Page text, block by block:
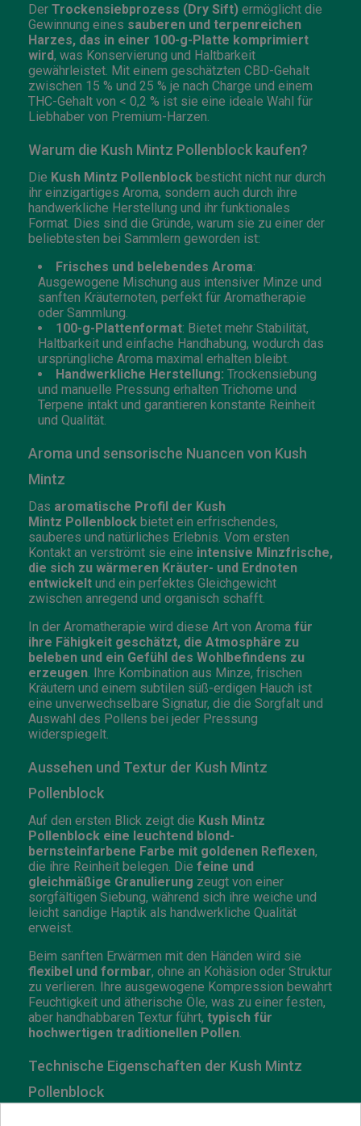
Der Trockensiebprozess (Dry Sift) ermöglicht die
Gewinnung eines sauberen und terpenreichen
Harzes, das in einer 100-g-Platte komprimiert
wird, was Konservierung und Haltbarkeit
gewährleistet. Mit einem geschätzten CBD-Gehalt
zwischen 15 % und 25 % je nach Charge und einem
THC-Gehalt von < 0,2 % ist sie eine ideale Wahl für
Liebhaber von Premium-Harzen.
Warum die Kush Mintz Pollenblock kaufen?
Die Kush Mintz Pollenblock besticht nicht nur durch
ihr einzigartiges Aroma, sondern auch durch ihre
handwerkliche Herstellung und ihr funktionales
Format. Dies sind die Gründe, warum sie zu einer der
beliebtesten bei Sammlern geworden ist:
Frisches und belebendes Aroma:
Ausgewogene Mischung aus intensiver Minze und
sanften Kräuternoten, perfekt für Aromatherapie
oder Sammlung.
100-g-Plattenformat: Bietet mehr Stabilität,
Haltbarkeit und einfache Handhabung, wodurch das
ursprüngliche Aroma maximal erhalten bleibt.
Handwerkliche Herstellung: Trockensiebung
und manuelle Pressung erhalten Trichome und
Terpene intakt und garantieren konstante Reinheit
und Qualität.
Aroma und sensorische Nuancen von Kush
Mintz
Das aromatische Profil der Kush
Mintz Pollenblock bietet ein erfrischendes,
sauberes und natürliches Erlebnis. Vom ersten
Kontakt an verströmt sie eine intensive Minzfrische,
die sich zu wärmeren Kräuter- und Erdnoten
entwickelt und ein perfektes Gleichgewicht
zwischen anregend und organisch schafft.
In der Aromatherapie wird diese Art von Aroma für
ihre Fähigkeit geschätzt, die Atmosphäre zu
beleben und ein Gefühl des Wohlbefindens zu
erzeugen . Ihre Kombination aus Minze, frischen
Kräutern und einem subtilen süß-erdigen Hauch ist
eine unverwechselbare Signatur, die die Sorgfalt und
Auswahl des Pollens bei jeder Pressung
widerspiegelt.
Aussehen und Textur der Kush Mintz
Pollenblock
Auf den ersten Blick zeigt die Kush Mintz
Pollenblock eine leuchtend blond-
bernsteinfarbene Farbe mit goldenen Reflexen,
die ihre Reinheit belegen. Die feine und
gleichmäßige Granulierung zeugt von einer
sorgfältigen Siebung, während sich ihre weiche und
leicht sandige Haptik als handwerkliche Qualität
erweist.
Beim sanften Erwärmen mit den Händen wird sie
flexibel und formbar, ohne an Kohäsion oder Struktur
zu verlieren. Ihre ausgewogene Kompression bewahrt
Feuchtigkeit und ätherische Öle, was zu einer festen,
aber handhabbaren Textur führt, typisch für
hochwertigen traditionellen Pollen
Technische Eigenschaften der Kush Mintz
Pollenblock